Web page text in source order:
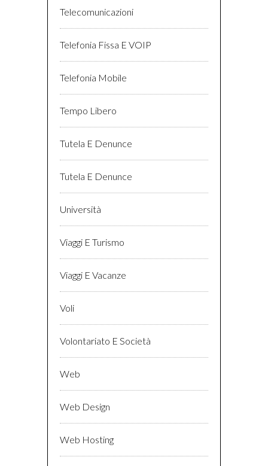
Telecomunicazioni
Telefonia Fissa E VOIP
Telefonia Mobile
Tempo Libero
Tutela E Denunce
Tutela E Denunce
Università
Viaggi E Turismo
Viaggi E Vacanze
Voli
Volontariato E Società
Web
Web Design
Web Hosting